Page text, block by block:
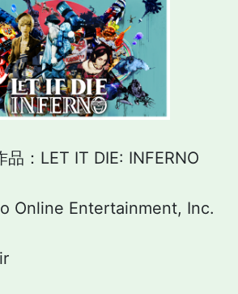
品：LET IT DIE: INFERNO
Online Entertainment, Inc.